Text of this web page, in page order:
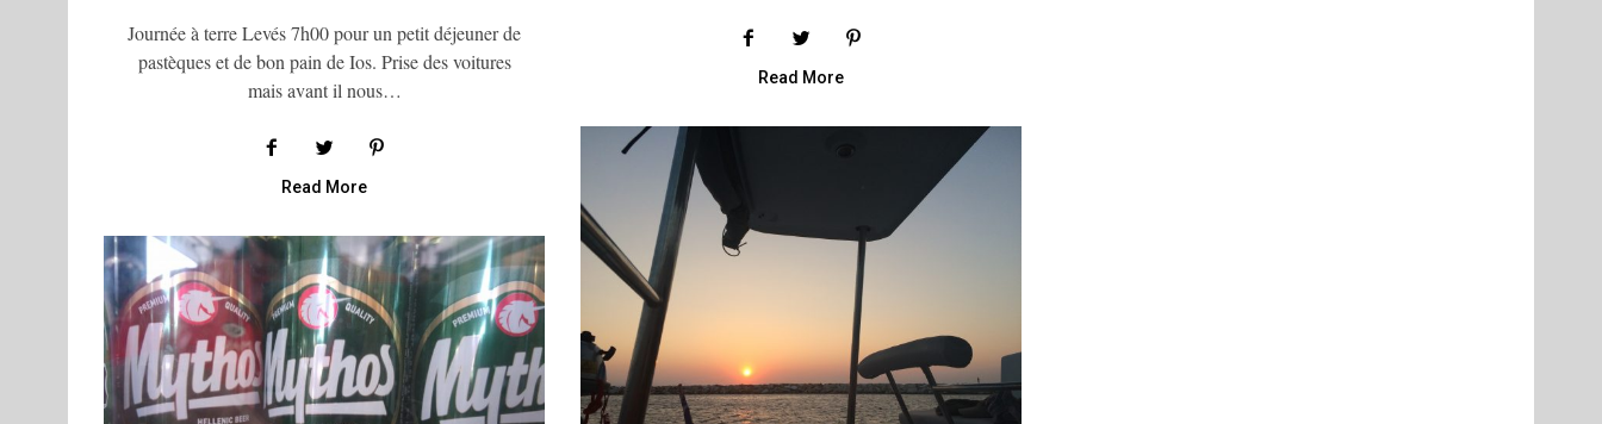
Journée à terre Levés 7h00 pour un petit déjeuner de
pastèques et de bon pain de Ios. Prise des voitures
mais avant il nous…
Read More
Read More